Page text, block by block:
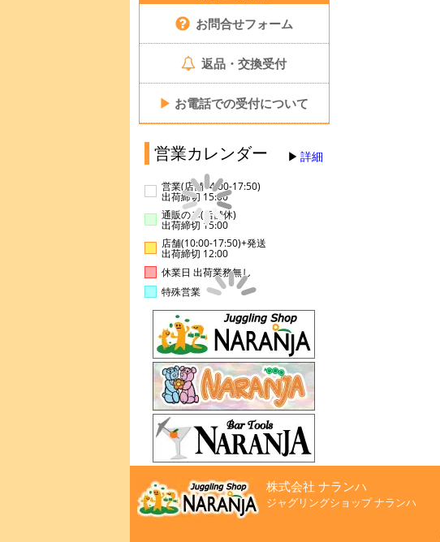
お問合せフォーム
返品・交換受付
▶ お電話での受付について
営業カレンダー 詳細
営業(店舗14:00-17:50)
出荷締切 15:00
通販のみ(店舗休)
出荷締切 15:00
店舗(10:00-17:50)+発送
出荷締切 12:00
休業日 出荷業務無し
特殊営業
株式会社 ナランハ
ジャグリングショップ ナランハ